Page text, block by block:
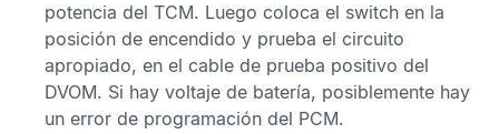
potencia del TCM. Luego coloca el switch en la
posición de encendido y prueba el circuito
apropiado, en el cable de prueba positivo del
DVOM. Si hay voltaje de batería, posiblemente hay
un error de programación del PCM.